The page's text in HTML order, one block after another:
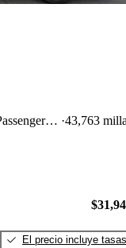
350 XL Low Roof LWB RWD with 60/40 Passenger-Side Doors 43,763
El precio incluye tasas